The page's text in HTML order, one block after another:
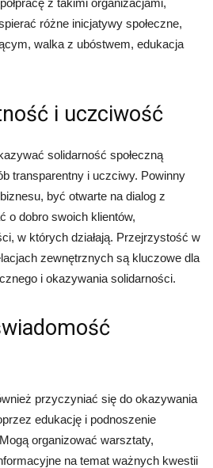
różne inicjatywy społeczne,
walka z ubóstwem, edukacja
i uczciwość
solidarność społeczną
transparentny i uczciwy. Powinny
być otwarte na dialog z
o dobro swoich klientów,
w których działają. Przejrzystość w
zewnętrznych są kluczowe dla
i okazywania solidarności.
przyczyniać się do okazywania
edukację i podnoszenie
organizować warsztaty,
na temat ważnych kwestii